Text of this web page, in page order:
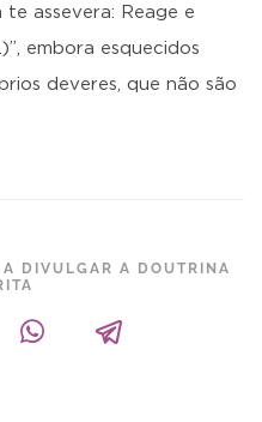
assevera: Reage e
embora esquecidos
deveres, que não são
DIVULGAR A DOUTRINA